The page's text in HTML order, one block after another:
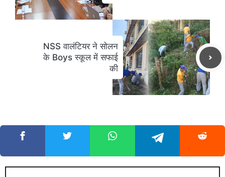
NSS वालंटियर ने सोलन
के Boys स्कूल में सफाई
की